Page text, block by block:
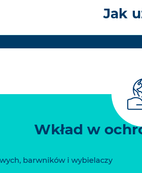
Jak
Wkład w
barwników i wybielaczy